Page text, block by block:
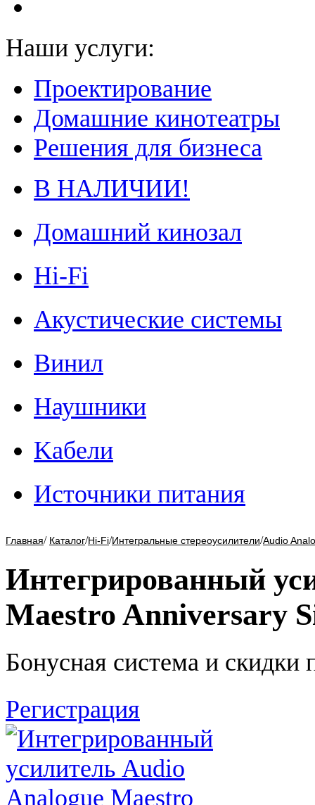
Наши услуги:
Проектирование
Домашние кинотеатры
Решения для бизнеса
В НАЛИЧИИ!
Домашний кинозал
Hi-Fi
Акустические системы
Винил
Наушники
Kабели
Источники питания
Главная/ Каталог/Hi-Fi/Интегральные стереоусилители/Audio
Интегрированный
Maestro Anniversary
Бонусная система и скидки
Регистрация